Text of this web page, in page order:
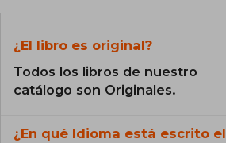
¿El libro es original?
Todos los libros de nuestro
catálogo son Originales.
¿En qué Idioma está escrito el